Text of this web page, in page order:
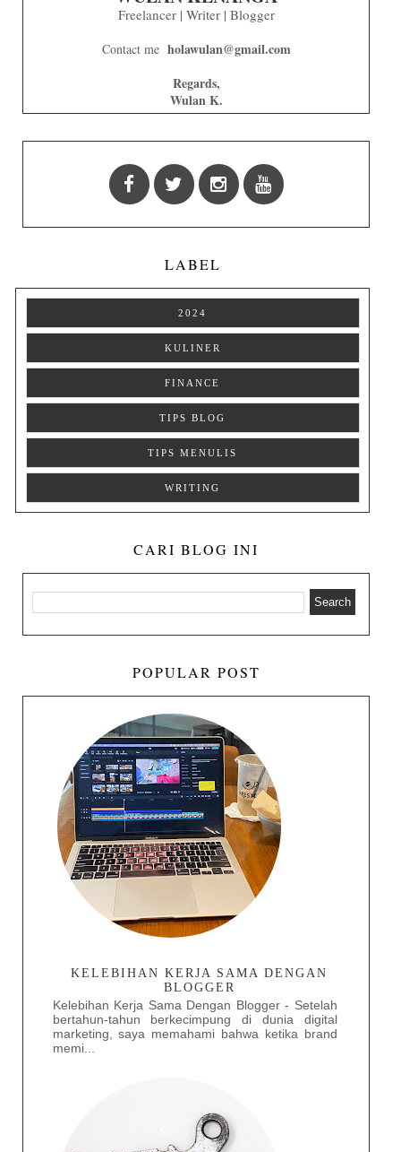
Freelancer | Writer | Blogger
Contact me holawulan@gmail.com
Regards,
Wulan K.
LABEL
2024
KULINER
FINANCE
TIPS BLOG
TIPS MENULIS
WRITING
CARI BLOG INI
POPULAR POST
KELEBIHAN KERJA SAMA DENGAN
BLOGGER
Kelebihan Kerja Sama Dengan Blogger - Setelah
bertahun-tahun berkecimpung di dunia digital
marketing, saya memahami bahwa ketika brand
memi...